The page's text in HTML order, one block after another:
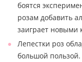
боятся
розам добавить
заиграет новыми
Лепестки роз
большой